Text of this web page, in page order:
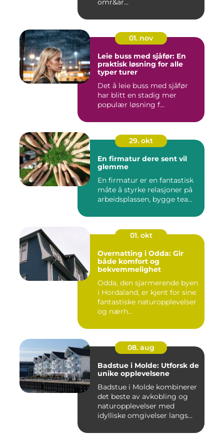
omr&ar...
01. nov
Leie buss med sjåfør: En
praktisk løsning for alle
typer turer
Det å leie buss med sjåfør
har blitt en stadig mer
populær løsning f...
29. okt
En firmatur dere sent vil
glemme
En firmatur er en fantastisk
måte å styrke relasjoner på
arbeidsplassen, bygge tea...
01. okt
Overnatting i Odda: Gir
både komfort og
bekvemmelighet
Odda, den sjarmerende byen
i Hordaland, er kjent for sine
fantastiske naturopplevelser
og nærh...
08. aug
Badstue i Molde: Utforsk de
unike opplevelsene
Badstue i Molde kombinerer
det beste av avkobling og
naturopplevelser med
idylliske omgivelser langs...